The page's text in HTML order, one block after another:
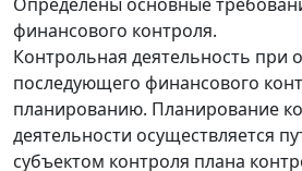
финансового контроля.
Контрольная деятельность при
последующего финансового
планированию. Планирование
деятельности осуществляется
субъектом контроля плана